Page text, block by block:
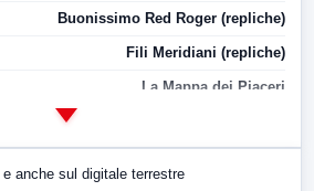
Buonissimo Red Roger (repliche)
Fili Meridiani (repliche)
La Mappa dei Piaceri
e anche sul digitale terrestre